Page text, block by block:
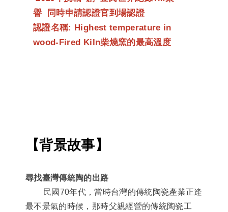
譽 同時申請認證官到場認證
認證名稱: Highest temperature in
wood-Fired Kiln柴燒窯的最高溫度
【背景故事】
尋找臺灣傳統陶的出路
民國70年代，當時台灣的傳統陶瓷產業正逢
最不景氣的時候，那時父親經營的傳統陶瓷工